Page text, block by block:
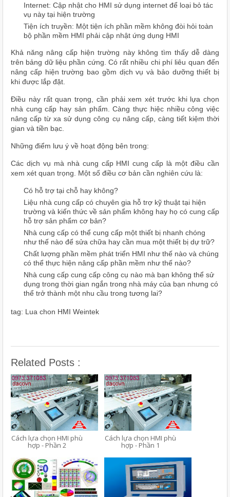
Internet: Cập nhật cho HMI sử dụng internet để loại bỏ tác
vụ này tại hiện trường
Tiện ích truyền: Một tiện ích phần mềm không đòi hỏi toàn
bộ phần mềm HMI phải cập nhật ứng dụng HMI
Khả năng nâng cấp hiện trường này không tìm thấy dễ dàng
trên bảng dữ liệu phần cứng. Có rất nhiều chi phí liêu quan đến
nâng cấp hiện trường bao gồm dịch vụ và bảo dưỡng thiết bị
khi được lắp đặt.
Điều này rất quan trọng, cần phải xem xét trước khi lựa chọn
nhà cung cấp hay sản phẩm. Càng thực hiệc nhiều công việc
nâng cấp từ xa sử dụng công cụ nâng cấp, càng tiết kiệm thời
gian và tiền bạc.
Những điểm lưu ý về hoạt động bên trong:
Các dịch vụ mà nhà cung cấp HMI cung cấp là một điều cần
xem xét quan trọng. Một số điều cơ bản cần nghiên cứu là:
Có hỗ trợ tại chỗ hay không?
Liệu nhà cung cấp có chuyên gia hỗ trợ kỹ thuật tại hiện
trường và kiến thức về sản phẩm không hay họ có cung cấp
hỗ trợ sản phẩm cơ bản?
Nhà cung cấp có thể cung cấp một thiết bị nhanh chóng
như thế nào để sửa chữa hay cần mua một thiết bị dự trữ?
Chất lượng phần mềm phát triển HMI như thế nào và chúng
có thể thực hiện nâng cấp phần mềm như thế nào?
Nhà cung cấp cung cấp công cụ nào mà bạn không thể sử
dụng trong thời gian ngắn trong nhà máy của bạn nhưng có
thể trở thành một nhu cầu trong tương lai?
tag: Lua chon HMI Weintek
Related Posts :
Cách lựa chọn HMI phù
hợp - Phần 2
Cách lựa chọn HMI phù
hợp - Phần 1